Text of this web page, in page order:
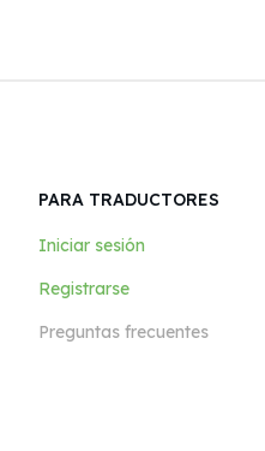
PARA TRADUCTORES
Iniciar sesión
Registrarse
Preguntas frecuentes